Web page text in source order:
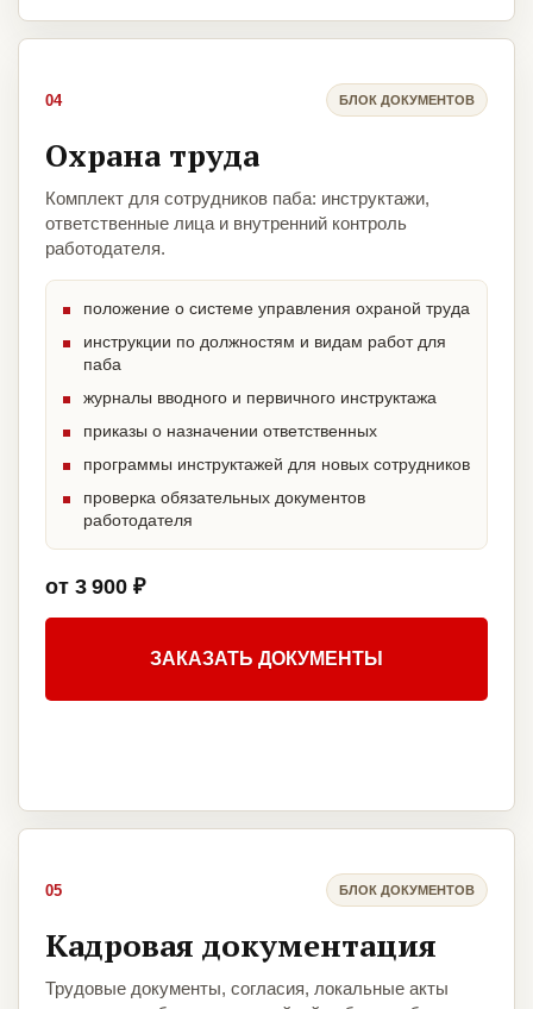
04 БЛОК ДОКУМЕНТОВ
Охрана труда
Комплект для сотрудников паба: инструктажи,
ответственные лица и внутренний контроль
работодателя.
положение о системе управления охраной труда
инструкции по должностям и видам работ для
паба
журналы вводного и первичного инструктажа
приказы о назначении ответственных
программы инструктажей для новых сотрудников
проверка обязательных документов
работодателя
от 3 900 ₽
ЗАКАЗАТЬ ДОКУМЕНТЫ
05 БЛОК ДОКУМЕНТОВ
Кадровая документация
Трудовые документы, согласия, локальные акты